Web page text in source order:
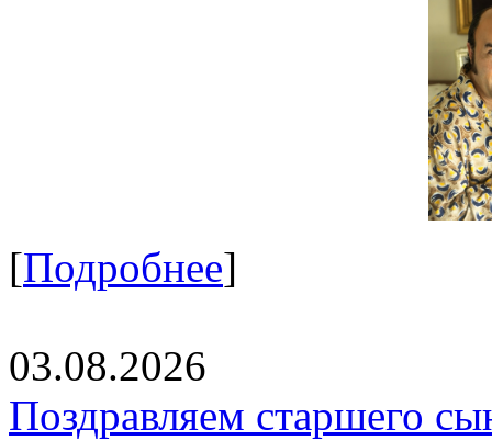
[Подробнее]
03.08.2026
Поздравляем старшего